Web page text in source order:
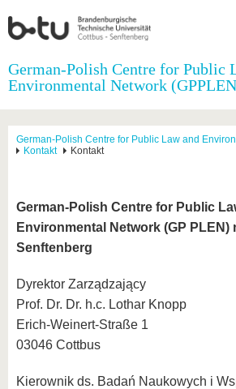
German-Polish Centre for Public
Environmental Network
German-Polish Centre for Public Law and
Kontakt
Kontakt
German-Polish Centre for Public
Environmental Network (GP PLEN)
Senftenberg
Dyrektor Zarządzający
Prof. Dr. Dr. h.c. Lothar Knopp
Erich-Weinert-Straße 1
03046 Cottbus
Kierownik ds. Badań Naukowych i